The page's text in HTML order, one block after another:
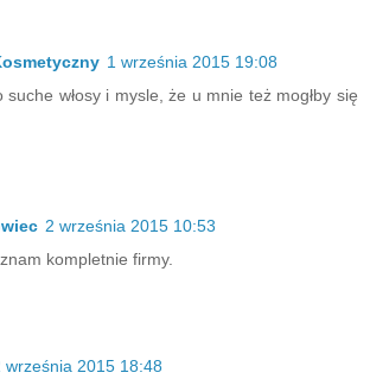
1 września 2015 19:08
suche włosy i mysle, że u mnie też mogłby się
2 września 2015 10:53
kompletnie firmy.
września 2015 18:48